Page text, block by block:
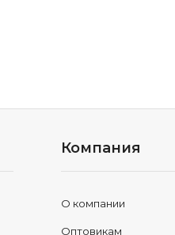
Компания
О компании
Оптовикам